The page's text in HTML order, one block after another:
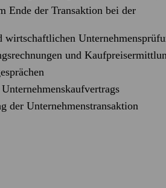
Ende der Transaktion bei der
wirtschaftlichen
und
der Unternehmenstransaktion